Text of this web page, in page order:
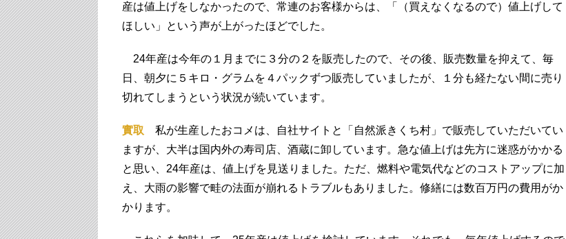
産は値上げをしなかったので、常連のお客様からは、「（買えなくなるので）値上げして
ほしい」という声が上がったほどでした。
24年産は今年の１月までに３分の２を販売したので、その後、販売数量を抑えて、毎
日、朝夕に５キロ・グラムを４パックずつ販売していましたが、１分も経たない間に売り
切れてしまうという状況が続いています。
實取 私が生産したおコメは、自社サイトと「自然派きくち村」で販売していただいてい
ますが、大半は国内外の寿司店、酒蔵に卸しています。急な値上げは先方に迷惑がかかる
と思い、24年産は、値上げを見送りました。ただ、燃料や電気代などのコストアップに加
え、大雨の影響で畦の法面が崩れるトラブルもありました。修繕には数百万円の費用がか
かります。